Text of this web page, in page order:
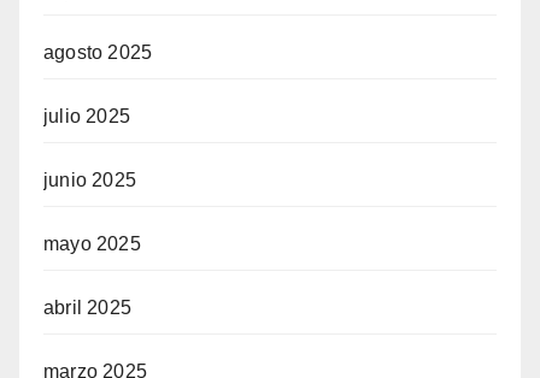
agosto 2025
julio 2025
junio 2025
mayo 2025
abril 2025
marzo 2025